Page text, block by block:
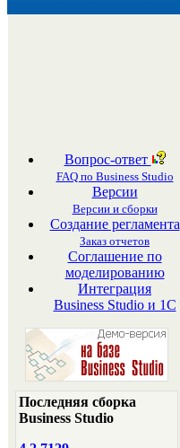
Вопрос-ответ
FAQ по Business Studio
Версии
Версии и сборки
Создание регламента
Заказ отчетов
Соглашение по
моделированию
Интеграция
Business Studio и 1С
Последняя сборка
Business Studio